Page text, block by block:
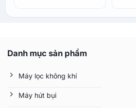
Danh mục sản phẩm
Máy lọc không khí
Máy hút bụi